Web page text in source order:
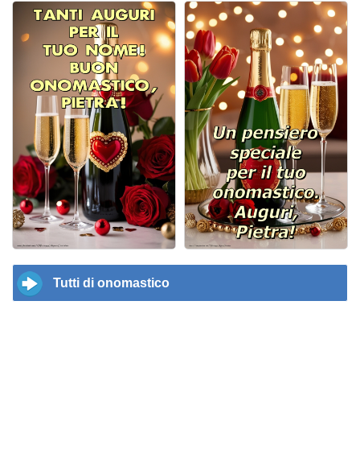
Tutti di onomastico